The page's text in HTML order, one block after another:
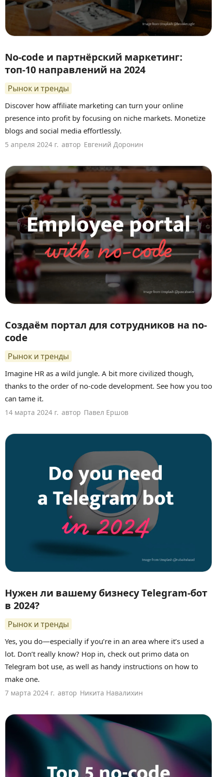
No-code и партнёрский маркетинг:
топ-10 направлений на 2024
Рынок и тренды
Discover how affiliate marketing can turn your online
presence into profit by focusing on niche markets. Monetize
blogs and social media effortlessly.
5 апреля 2024 г. автор Евгений Доронин
Создаём портал для сотрудников на no-
code
Рынок и тренды
Imagine HR as a wild jungle. A bit more civilized though,
thanks to the order of no-code development. See how you too
can tame it.
14 марта 2024 г. автор Павел Ершов
Нужен ли вашему бизнесу Telegram-бот
в 2024?
Рынок и тренды
Yes, you do—especially if you’re in an area where it’s used a
lot. Don’t really know? Hop in, check out primo data on
Telegram bot use, as well as handy instructions on how to
make one.
7 марта 2024 г. автор Никита Навалихин